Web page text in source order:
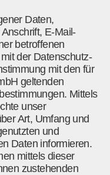
Daten,
E-Mail-
betroffenen
der Datenschutz-
mit den für
geltenden
Mittels
unser
Art, Umfang und
und
Daten informieren.
mittels dieser
zustehenden